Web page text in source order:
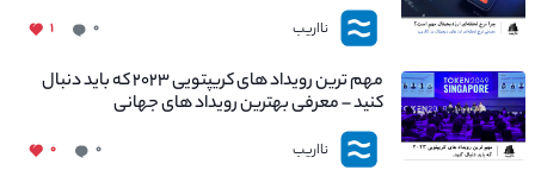
نااریب ۰ ۱
مهم ترین رویداد های کریپتویی ۲۰۲۳ که باید دنبال
کنید – معرفی بهترین رویداد های جهانی
نااریب ۰ ۰